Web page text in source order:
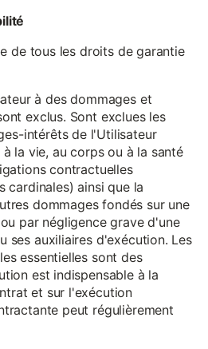
de tous les droits de garantie
à des dommages et
exclus. Sont exclues les
intérêts de l'Utilisateur
la vie, au corps ou à la santé
contractuelles
cardinales) ainsi que la
dommages fondés sur une
par négligence grave d'une
ses auxiliaires d'exécution. Les
essentielles sont des
est indispensable à la
et sur l'exécution
peut régulièrement